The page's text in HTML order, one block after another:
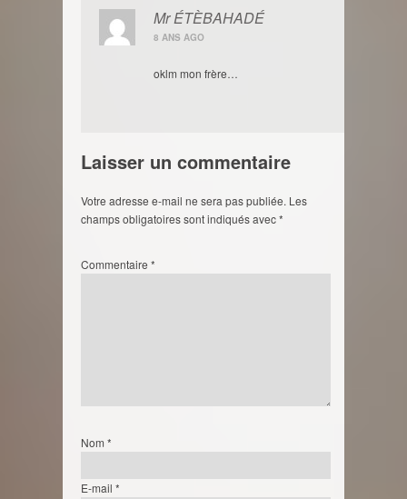
Mr ÉTÈBAHADÉ
8 ANS AGO
oklm mon frère…
Laisser un commentaire
Votre adresse e-mail ne sera pas publiée. Les
champs obligatoires sont indiqués avec*
Commentaire *
Nom *
E-mail *